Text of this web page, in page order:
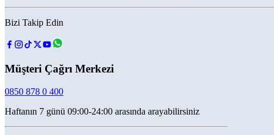
Bizi Takip Edin
Müşteri Çağrı Merkezi
0850 878 0 400
Haftanın 7 günü 09:00-24:00 arasında arayabilirsiniz